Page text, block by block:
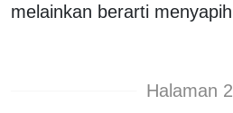
melainkan berarti
Halaman